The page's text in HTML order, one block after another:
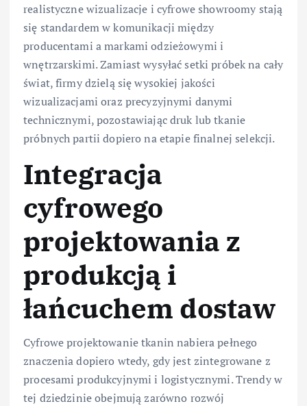
realistyczne wizualizacje i cyfrowe showroomy stają
się standardem w komunikacji między
producentami a markami odzieżowymi i
wnętrzarskimi. Zamiast wysyłać setki próbek na cały
świat, firmy dzielą się wysokiej jakości
wizualizacjami oraz precyzyjnymi danymi
technicznymi, pozostawiając druk lub tkanie
próbnych partii dopiero na etapie finalnej selekcji.
Integracja
cyfrowego
projektowania z
produkcją i
łańcuchem dostaw
Cyfrowe projektowanie tkanin nabiera pełnego
znaczenia dopiero wtedy, gdy jest zintegrowane z
procesami produkcyjnymi i logistycznymi. Trendy w
tej dziedzinie obejmują zarówno rozwój